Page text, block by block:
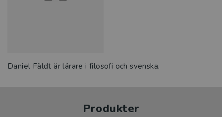
Daniel Fäldt är lärare i filosofi och svenska.
Produkter